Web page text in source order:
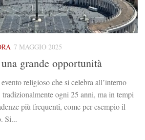
7 MAGGIO 2025
grande opportunità
religioso che si celebra all’interno
ogni 25 anni, ma in tempi
più frequenti, come per esempio il
Si...